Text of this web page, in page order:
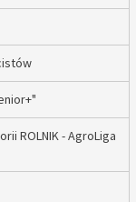
ROLNIK - AgroLiga